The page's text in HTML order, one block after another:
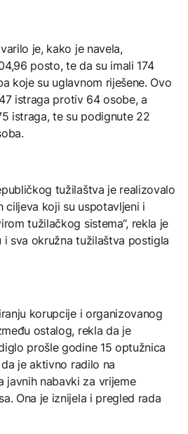
je, kako je navela,
posto, te da su imali 174
koje su uglavnom riješene. Ovo
istraga protiv 64 osobe, a
istraga, te su podignute 22
tužilaštva je realizovalo
ciljeva koji su uspotavljeni i
tužilačkog sistema“, rekla je
i sva okružna tužilaštva postigla
korupcije i organizovanog
ostalog, rekla da je
prošle godine 15 optužnica
je aktivno radilo na
javnih nabavki za vrijeme
Ona je iznijela i pregled rada